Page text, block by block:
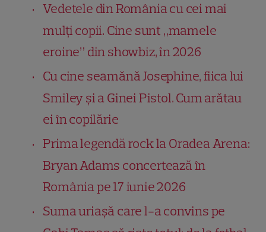
Vedetele din România cu cei mai
mulți copii. Cine sunt „mamele
eroine” din showbiz, în 2026
Cu cine seamănă Josephine, fiica lui
Smiley și a Ginei Pistol. Cum arătau
ei în copilărie
Prima legendă rock la Oradea Arena:
Bryan Adams concertează în
România pe 17 iunie 2026
Suma uriașă care l-a convins pe